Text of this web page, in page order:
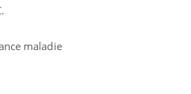
maladie